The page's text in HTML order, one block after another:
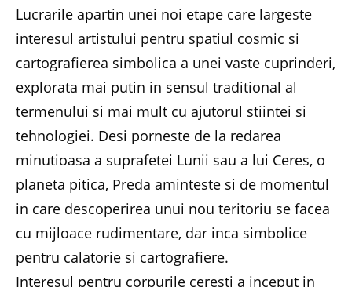
Lucrarile apartin unei noi etape care largeste
interesul artistului pentru spatiul cosmic si
cartografierea simbolica a unei vaste cuprinderi,
explorata mai putin in sensul traditional al
termenului si mai mult cu ajutorul stiintei si
tehnologiei. Desi porneste de la redarea
minutioasa a suprafetei Lunii sau a lui Ceres, o
planeta pitica, Preda aminteste si de momentul
in care descoperirea unui nou teritoriu se facea
cu mijloace rudimentare, dar inca simbolice
pentru calatorie si cartografiere.
Interesul pentru corpurile ceresti a inceput in